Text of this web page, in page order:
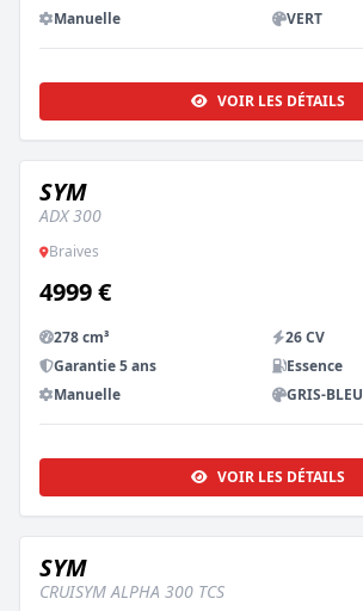
Manuelle
VERT
VOIR LES DÉTAILS
NEUF
SYM
ADX 300
Braives
4999 €
278 cm³
26 CV
Garantie 5 ans
Essence
Manuelle
GRIS-BLEU
VOIR LES DÉTAILS
NEUF
SYM
CRUISYM ALPHA 300 TCS